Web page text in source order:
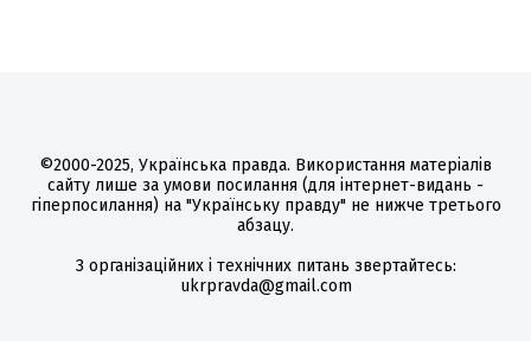
©2000-2025, Українська правда. Використання матеріалів
сайту лише за умови посилання (для інтернет-видань -
гіперпосилання) на "Українську правду" не нижче третього
абзацу.
З організаційних і технічних питань звертайтесь:
ukrpravda@gmail.com